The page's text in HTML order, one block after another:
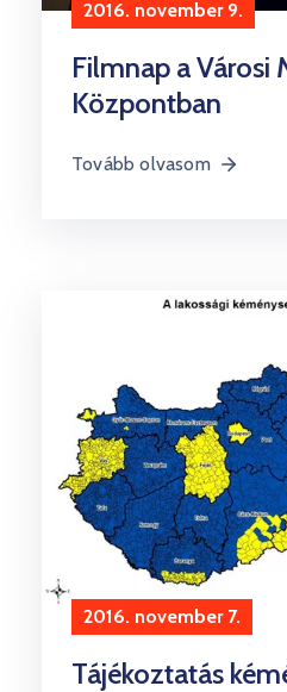
2016. november 9.
Filmnap a Városi
Központban
Tovább olvasom
2016. november 7.
Tájékoztatás